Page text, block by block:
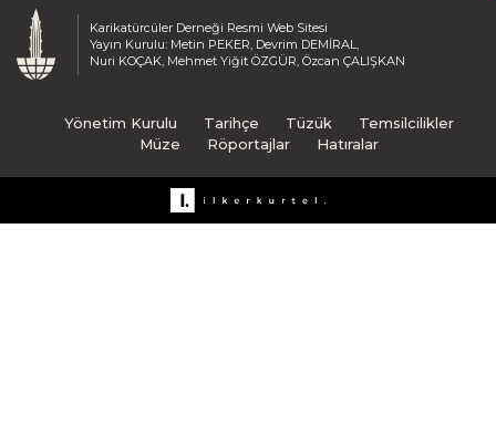
Karikatürcüler Derneği Resmi Web Sitesi
Yayın Kurulu: Metin PEKER, Devrim DEMİRAL,
Nuri KOÇAK, Mehmet Yiğit ÖZGÜR, Özcan ÇALIŞKAN
Yönetim Kurulu Tarihçe Tüzük
Temsilcilikler
Müze
Röportajlar Hatıralar